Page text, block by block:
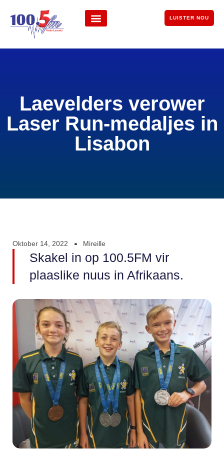
LUISTER NOU
Laevelders verower
Laser Run-medaljes in
Lisabon
Oktober 14, 2022 Mireille
Skakel in op 100.5FM vir
plaaslike nuus in Afrikaans.